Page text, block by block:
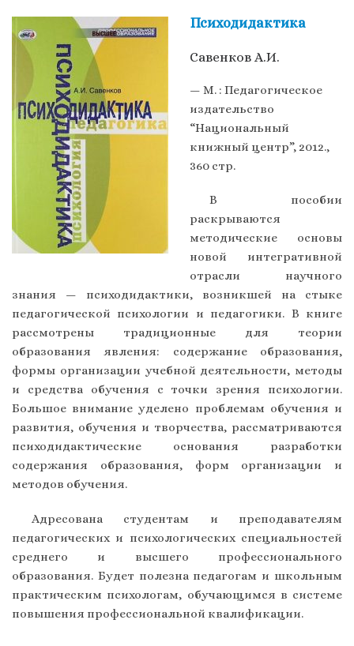
Психодидактика
Савенков А.И.
— М. : Педагогическое
издательство
“Национальный
книжный центр”, 2012.,
360 стр.
В пособии
раскрываются
методические основы
новой интегративной
отрасли научного
знания — психодидактики, возникшей на стыке
педагогической психологии и педагогики. В книге
рассмотрены традиционные для теории
образования явления: содержание образования,
формы организации учебной деятельности, методы
и средства обучения с точки зрения психологии.
Большое внимание уделено проблемам обучения и
развития, обучения и творчества, рассматриваются
психодидактические основания разработки
содержания образования, форм организации и
методов обучения.
Адресована студентам и преподавателям
педагогических и психологических специальностей
среднего и высшего профессионального
образования. Будет полезна педагогам и школьным
практическим психологам, обучающимся в системе
повышения профессиональной квалификации.